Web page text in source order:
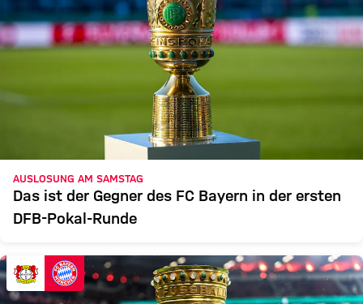
AUSLOSUNG AM SAMSTAG
Das ist der Gegner des FC Bayern in der ersten
DFB-Pokal-Runde